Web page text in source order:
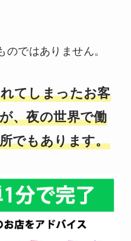
ではありません。
てしまったお客
、夜の世界で働
でもあります。